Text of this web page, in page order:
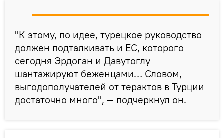
"К этому, по идее, турецкое руководство
должен подталкивать и ЕС, которого
сегодня Эрдоган и Давутоглу
шантажируют беженцами… Словом,
выгодополучателей от терактов в Турции
достаточно много", — подчеркнул он.